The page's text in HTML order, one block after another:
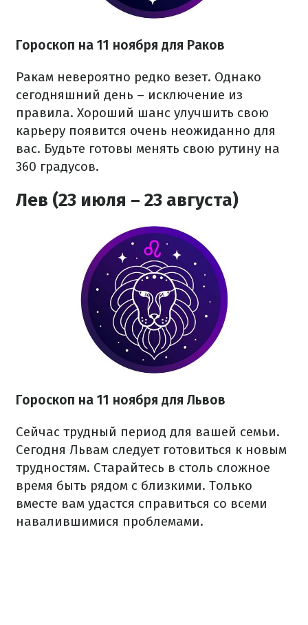
Гороскоп на 11 ноября для Раков
Ракам невероятно редко везет. Однако
сегодняшний день – исключение из
правила. Хороший шанс улучшить свою
карьеру появится очень неожиданно для
вас. Будьте готовы менять свою рутину на
360 градусов.
Лев (23 июля – 23 августа)
Гороскоп на 11 ноября для Львов
Сейчас трудный период для вашей семьи.
Сегодня Львам следует готовиться к новым
трудностям. Старайтесь в столь сложное
время быть рядом с близкими. Только
вместе вам удастся справиться со всеми
навалившимися проблемами.